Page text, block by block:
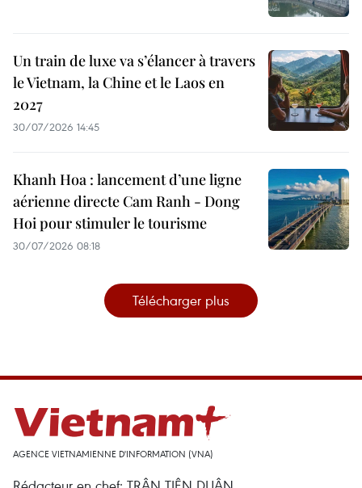
Un train de luxe va s’élancer à travers
le Vietnam, la Chine et le Laos en
2027
30/07/2026 14:45
Khanh Hoa : lancement d’une ligne
aérienne directe Cam Ranh - Dong
Hoi pour stimuler le tourisme
30/07/2026 08:18
Télécharger plus
AGENCE VIETNAMIENNE D'INFORMATION (VNA)